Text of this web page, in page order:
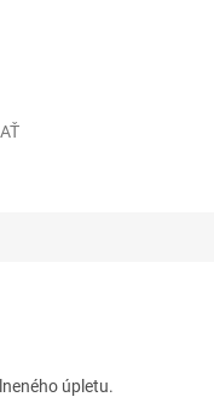
úpletu.